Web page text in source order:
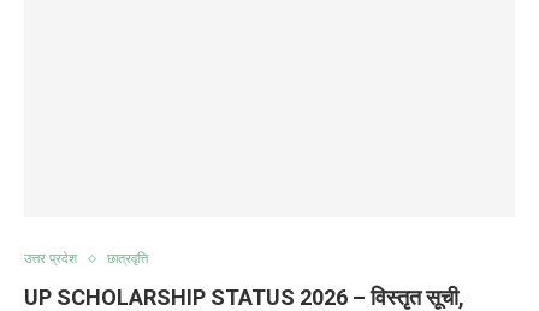
उत्तर प्रदेश छात्रवृत्ति
UP SCHOLARSHIP STATUS 2026 – विस्तृत सूची,